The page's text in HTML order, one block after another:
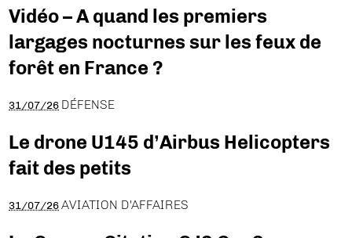
Vidéo – A quand les premiers
largages nocturnes sur les feux de
forêt en France ?
31/07/26 DÉFENSE
Le drone U145 d’Airbus Helicopters
fait des petits
31/07/26 AVIATION D'AFFAIRES